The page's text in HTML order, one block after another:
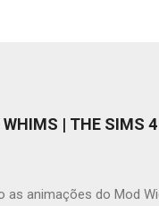
WHIMS | THE SIMS 4
animações do Mod